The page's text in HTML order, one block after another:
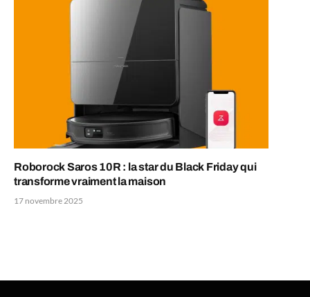
Roborock Saros 10R : la star du Black Friday qui
transforme vraiment la maison
17 novembre 2025